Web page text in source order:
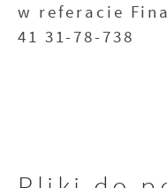
w referacie
41 31-78-738